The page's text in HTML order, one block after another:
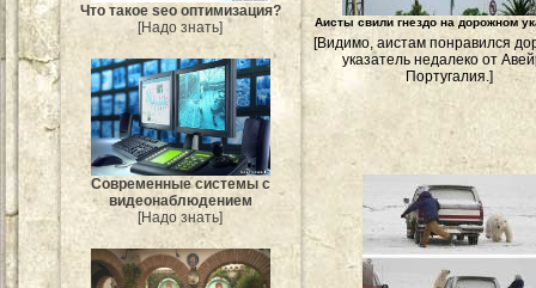
Что такое seo оптимизация?
[Надо знать]
Современные системы с
видеонаблюдением
[Надо знать]
Аисты свили гнездо на дорожном
[Видимо, аистам понравился
указатель недалеко от
Португалия.]